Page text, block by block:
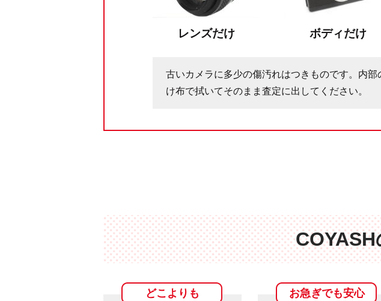
レンズだけ ボディだけ
古いカメラに多少の傷汚れはつきものです。内
け布で拭いてそのまま査定に出してください。
COYASH
どこよりも お急ぎでも安心